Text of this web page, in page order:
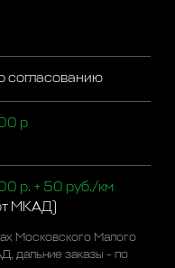
согласованию
р
р. + 50 руб./км
МКАД)
Московского Малого
дальние заказы - по